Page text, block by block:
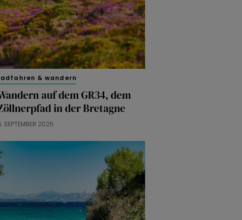
& wandern
auf dem GR34, dem
in der Bretagne
SEPTEMBER 2025